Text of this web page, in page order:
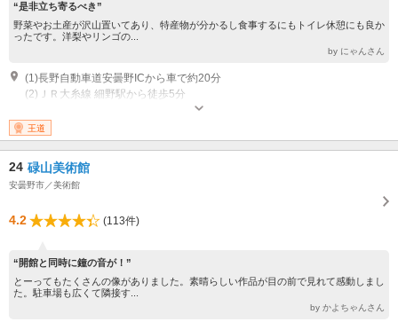
“是非立ち寄るべき”
野菜やお土産が沢山置いてあり、特産物が分かるし食事するにもトイレ休憩にも良か
ったです。洋梨やリンゴの...
by にゃんさん
(1)長野自動車道安曇野ICから車で約20分
(2)ＪＲ大糸線 細野駅から徒歩5分
営業：売店：9：00～18：00 食堂：9：00～17：40（オーダーストッ
プ） 定休日：毎年1月1日（その他臨時休業が2日ほどあります）
王道
24 碌山美術館
安曇野市／美術館
4.2 (113件)
“開館と同時に鐘の音が！”
とーってもたくさんの像がありました。素晴らしい作品が目の前で見れて感動しまし
た。駐車場も広くて隣接す...
by かよちゃんさん